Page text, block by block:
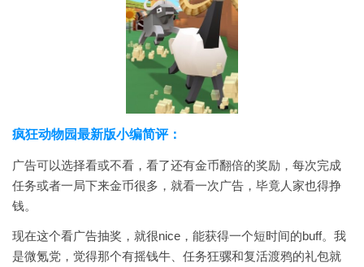
疯狂动物园最新版小编简评：
广告可以选择看或不看，看了还有金币翻倍的奖励，每次完成
任务或者一局下来金币很多，就看一次广告，毕竟人家也得挣
钱。
现在这个看广告抽奖，就很nice，能获得一个短时间的buff。我
是微氪党，觉得那个有摇钱牛、任务狂骡和复活渡鸦的礼包就